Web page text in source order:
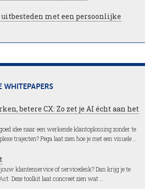
met een persoonlijke
WHITEPAPERS
betere CX: Zo zet je AI écht aan het
idee naar een werkende klantoplossing zonder te
trajecten? Pega laat zien hoe je met een visuele …
klantenservice of servicedesk? Dan krijg je te
Deze toolkit laat concreet zien wat …